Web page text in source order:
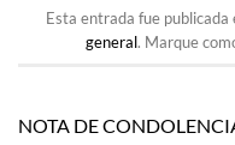
Esta entrada fue publicada
general. Marque
NOTA DE